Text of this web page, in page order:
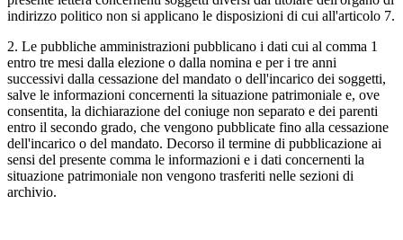
indirizzo politico non si applicano le disposizioni di cui all'articolo 7.
2. Le pubbliche amministrazioni pubblicano i dati cui al comma 1
entro tre mesi dalla elezione o dalla nomina e per i tre anni
successivi dalla cessazione del mandato o dell'incarico dei soggetti,
salve le informazioni concernenti la situazione patrimoniale e, ove
consentita, la dichiarazione del coniuge non separato e dei parenti
entro il secondo grado, che vengono pubblicate fino alla cessazione
dell'incarico o del mandato. Decorso il termine di pubblicazione ai
sensi del presente comma le informazioni e i dati concernenti la
situazione patrimoniale non vengono trasferiti nelle sezioni di
archivio.